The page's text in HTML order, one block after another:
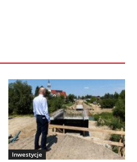
Inwestycje